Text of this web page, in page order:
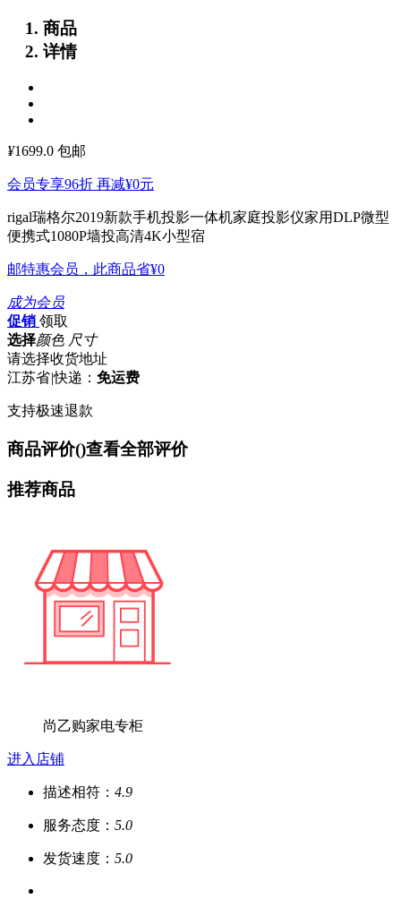
商品
详情
¥1699.0 包邮
会员专享96折 再减¥0元
rigal瑞格尔2019新款手机投影一体机家庭投影仪家用DLP微型
便携式1080P墙投高清4K小型宿
邮特惠会员，此商品省¥0
成为会员
促销 领取
选择颜色 尺寸
请选择收货地址
江苏省|快递： 免运费
支持极速退款
商品评价()查看全部评价
推荐商品
尚乙购家电专柜
进入店铺
描述相符： 4.9
服务态度： 5.0
发货速度： 5.0